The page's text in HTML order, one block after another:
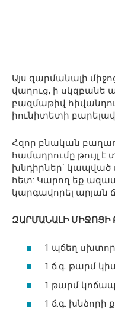
Այս զարմանալի
վաղուց, ի սկզբանե
բազմաթիվ
իունիտետի
Հզոր բնական
համադրումը թույլ է
խնդիրներ՝
հետ: Կարող եք
կարգավորել արյան
ԶԱՐՄԱՆԱԼԻ ՄԻՋՈՑԻ
1 պճեղ
1 ճ.գ. թարմ
1 թարմ
1 ճ.գ.